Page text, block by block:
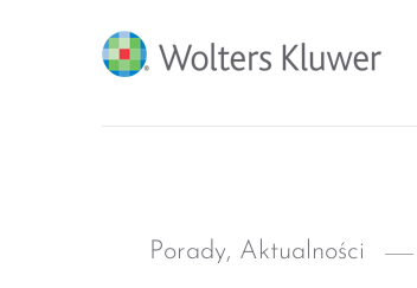
BLOG
Categories
Porady, Aktualności